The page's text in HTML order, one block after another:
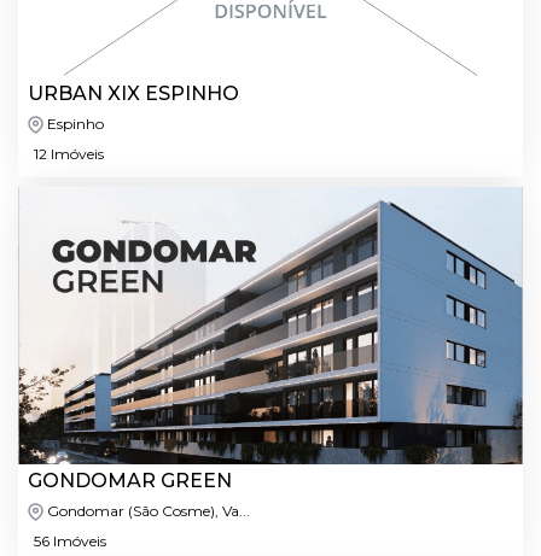
URBAN XIX ESPINHO
Espinho
12 Imóveis
GONDOMAR GREEN
Gondomar (São Cosme), Va...
56 Imóveis